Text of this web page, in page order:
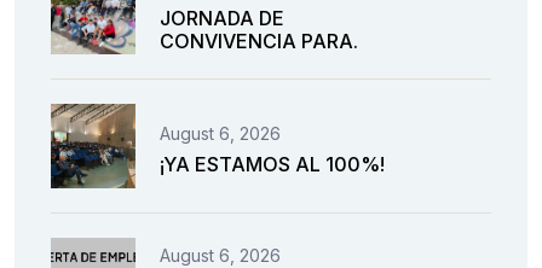
JORNADA DE
CONVIVENCIA PARA.
August 6, 2026
¡YA ESTAMOS AL 100%!
August 6, 2026